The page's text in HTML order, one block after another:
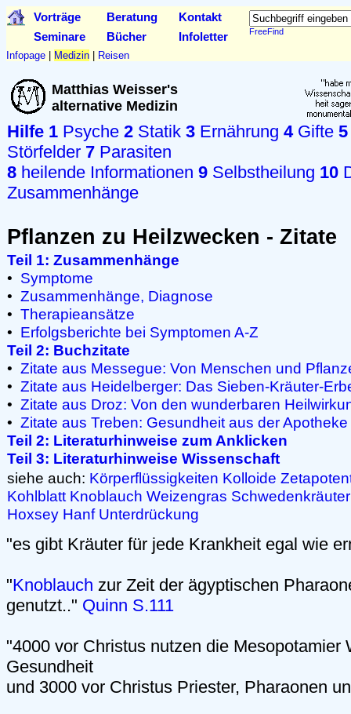
Vorträge Beratung Kontakt
FreeFind
Seminare Bücher Infoletter
Infopage Medizin Reisen
Matthias Weisser's
alternative Medizin
Hilfe 1 Psyche 2 Statik 3 Ernährung 4Gifte 5
Störfelder 7 Parasiten
8 heilende Informationen 9 Selbstheilung 10
Zusammenhänge
Pflanzen zu Heilzwecken - Zitate
Teil 1: Zusammenhänge
• Symptome
• Zusammenhänge, Diagnose
• Therapieansätze
• Erfolgsberichte bei Symptomen A-Z
Teil 2: Buchzitate
• Zitate aus Messegue: Von Menschen und
• Zitate aus Heidelberger: Das Sieben-Kräuter-
• Zitate aus Droz: Von den wunderbaren
• Zitate aus Treben: Gesundheit aus der
Teil 2: Literaturhinweise zum Anklicken
Teil 3: Literaturhinweise Wissenschaft
siehe auch: Körperflüssigkeiten Kolloide
Kohlblatt Knoblauch Weizengras Schwedenkräuter
Hoxsey Hanf Unterdrückung
"es gibt Kräuter für jede Krankheit egal wie
"Knoblauch zur Zeit der ägyptischen
genutzt.." Quinn S.111
"4000 vor Christus nutzen die Mesopotamier
Gesundheit
und 3000 vor Christus Priester, Pharaonen